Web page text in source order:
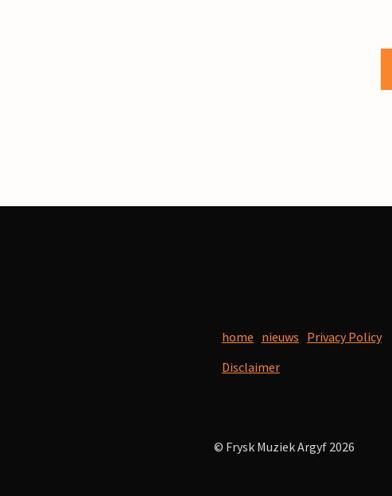
home nieuws Privacy Policy
Disclaimer
© Frysk Muziek Argyf 2026